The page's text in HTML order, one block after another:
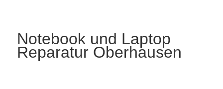
Notebook und Laptop
Reparatur Oberhausen